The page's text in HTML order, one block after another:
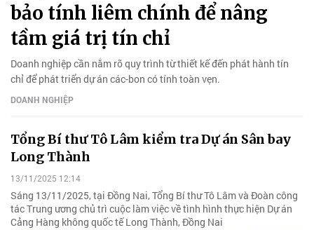
bảo tính liêm chính để nâng
tầm giá trị tín chỉ
Doanh nghiệp cần nắm rõ quy trình từ thiết kế đến phát hành tín
chỉ để phát triển dự án các-bon có tính toàn vẹn.
DOANH NGHIỆP
Tổng Bí thư Tô Lâm kiểm tra Dự án Sân bay
Long Thành
13/11/2025 12:14
Sáng 13/11/2025, tại Đồng Nai, Tổng Bí thư Tô Lâm và Đoàn công
tác Trung ương chủ trì cuộc làm việc về tình hình thực hiện Dự án
Cảng Hàng không quốc tế Long Thành, Đồng Nai